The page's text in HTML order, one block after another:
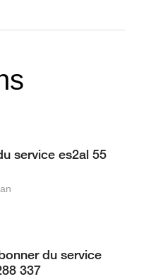
service es2al 55
du service
337